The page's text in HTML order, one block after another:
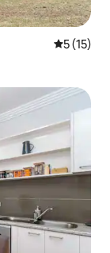
Średnia
5 (15)